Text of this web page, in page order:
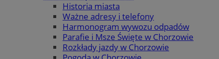
Historia miasta
Ważne adresy i telefony
Harmonogram wywozu odpadów
Parafie i Msze Święte w Chorzowie
Rozkłady jazdy w Chorzowie